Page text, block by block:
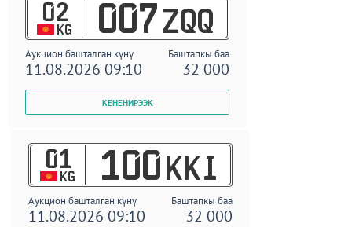
02
KG 007 ZQQ
Аукцион башталган күнү Баштапкы баа
11.08.2026 09:10 32 000
01
KG 100 KKI
Аукцион башталган күнү Баштапкы баа
11.08.2026 09:10 32 000